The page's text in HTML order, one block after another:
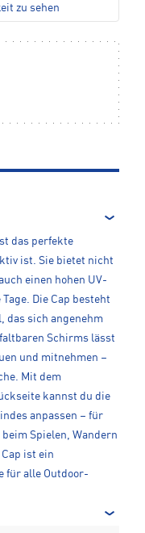
zu sehen
das perfekte
ist. Sie bietet nicht
einen hohen UV-
Die Cap besteht
das sich angenehm
Schirms lässt
und mitnehmen –
Mit dem
kannst du die
anpassen – für
Spielen, Wandern
ist ein
für alle Outdoor-